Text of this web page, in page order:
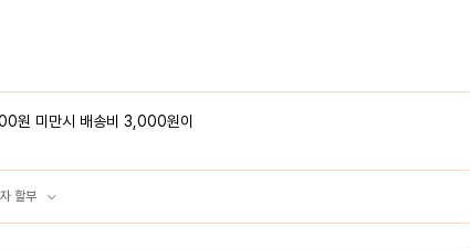
원 미만시 배송비 3,000원이
할부